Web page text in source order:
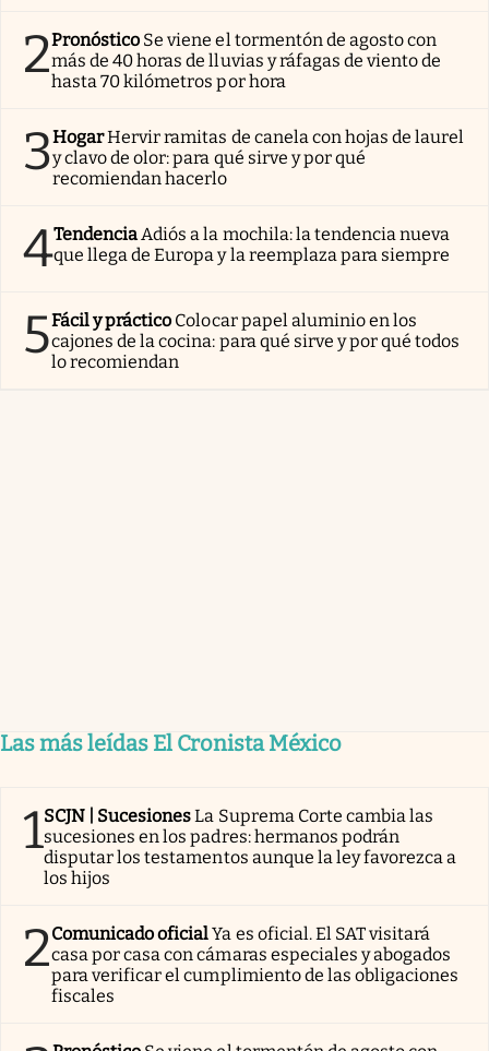
2Pronóstico Se viene el tormentón de agosto con
más de 40 horas de lluvias y ráfagas de viento de
hasta 70 kilómetros por hora
3HogarHervir ramitas de canela con hojas de laurel
y clavo de olor: para qué sirve y por qué
recomiendan hacerlo
4TendenciaAdiós a la mochila: la tendencia nueva
que llega de Europa y la reemplaza para siempre
5Fácil y práctico Colocar papel aluminio en los
cajones de la cocina: para qué sirve y por qué todos
lo recomiendan
Las más leídas El Cronista México
1SCJN | SucesionesLa Suprema Corte cambia las
sucesiones en los padres: hermanos podrán
disputar los testamentos aunque la ley favorezca a
los hijos
2Comunicado oficialYa es oficial. El SAT visitará
casa por casa con cámaras especiales y abogados
para verificar el cumplimiento de las obligaciones
fiscales